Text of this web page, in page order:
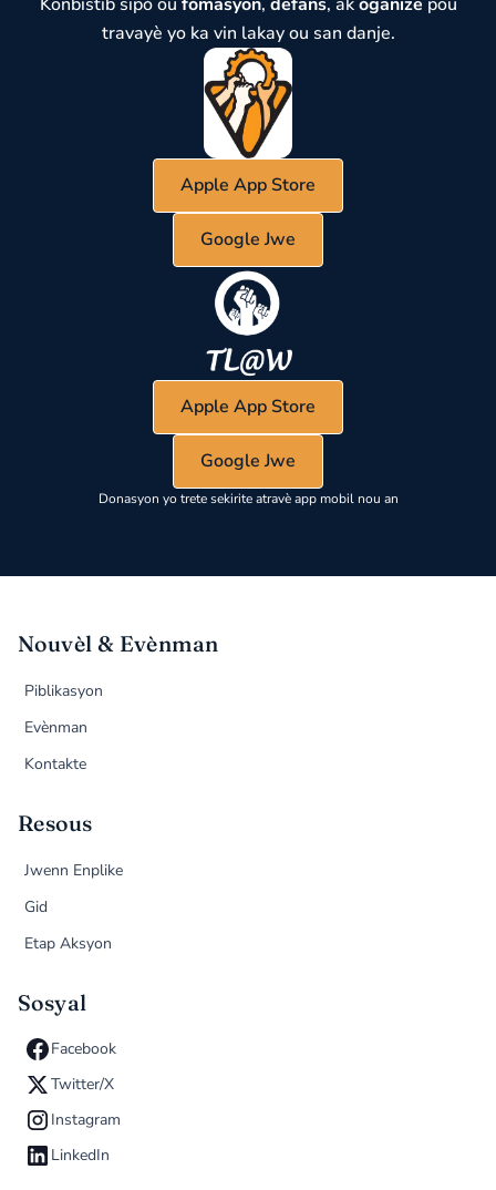
travayè yo ka vin lakay ou san danje.
Apple App Store
Google Jwe
Apple App Store
Google Jwe
Donasyon yo trete sekirite atravè app mobil nou an
Nouvèl & Evènman
Piblikasyon
Evènman
Kontakte
Resous
Jwenn Enplike
Gid
Etap Aksyon
Sosyal
Facebook
Twitter/X
Instagram
LinkedIn